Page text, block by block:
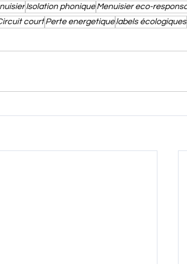
Isolation phonique Menuisier eco-
court Perte energetique labels écologiques